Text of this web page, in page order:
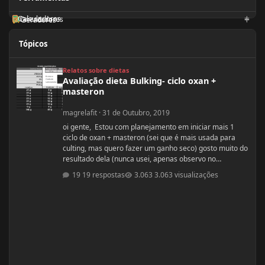
Geradores
Orientadores
Calculadoras
Tópicos
Relatos sobre dietas
Avaliação dieta Bulking- ciclo oxan +
masteron
magrelafit ·31 de Outubro, 2019
oi gente, Estou com planejamento em iniciar mais 1
ciclo de oxan + masteron (sei que é mais usada para
culting, mas quero fazer um ganho seco) gosto muito do
resultado dela (nunca usei, apenas observo no
pessoal). ja fiz 2 ciclos de oxandrolona 1 em 2016(6
semanas) e outro 2017.(6 semanas) , mas o meu
19 respostas 3.063 visualizações